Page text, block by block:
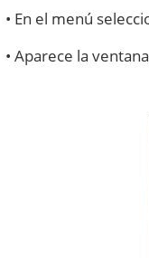
• En el menú
• Aparece la